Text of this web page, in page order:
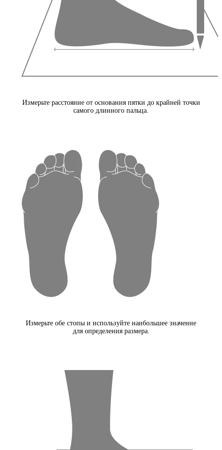
Измерьте расстояние от основания пятки до крайней точки
самого длинного пальца.
Измерьте обе стопы и используйте наибольшее значение
для определения размера.